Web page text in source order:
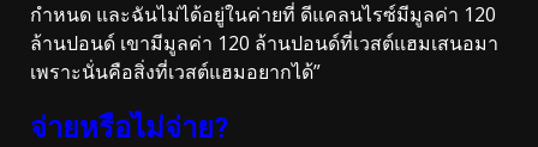
กำหนด และฉันไม่ได้อยู่ในค่ายที่ ดีแคลนไรซ์มีมูลค่า 120
ล้านปอนด์ เขามีมูลค่า 120 ล้านปอนด์ที่เวสต์แฮมเสนอมา
เพราะนั่นคือสิ่งที่เวสต์แฮมอยากได้”
จ่ายหรือไม่จ่าย?